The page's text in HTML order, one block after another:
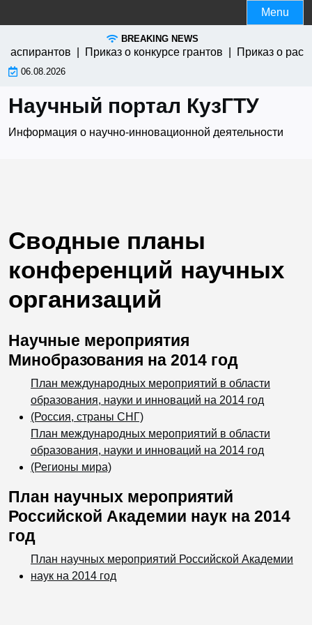
to
Menu
BREAKING NEWS
аспирантов | Приказ о конкурсе грантов | Приказ о
06.08.2026
Научный портал КузГТУ
Информация о научно-инновационной деятельности
Сводные планы
конференций научных
организаций
Научные мероприятия
Минобразования на 2014 год
План международных мероприятий в области
образования, науки и инноваций на 2014 год
(Россия, страны СНГ)
План международных мероприятий в области
образования, науки и инноваций на 2014 год
(Регионы мира)
План научных мероприятий
Российской Академии наук на 2014
год
План научных мероприятий Российской Академии
наук на 2014 год